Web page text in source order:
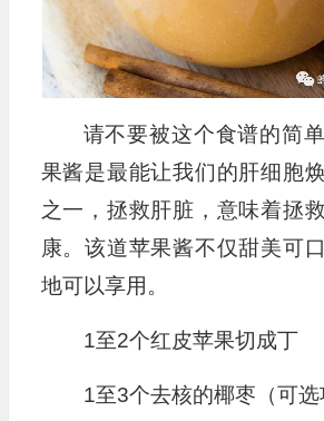
请不要被这个食谱的简
果酱是最能让我们的肝细胞
之一，拯救肝脏，意味着拯
康。该道苹果酱不仅甜美可
地可以享用。
1至2个红皮苹果切成丁
1至3个去核的椰枣（可选